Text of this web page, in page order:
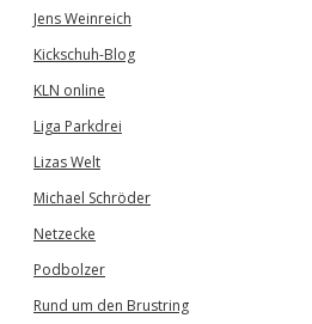
Jens Weinreich
Kickschuh-Blog
KLN online
Liga Parkdrei
Lizas Welt
Michael Schröder
Netzecke
Podbolzer
Rund um den Brustring